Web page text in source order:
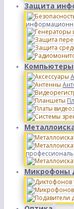
Защита
Компьютеры
Микрофоны